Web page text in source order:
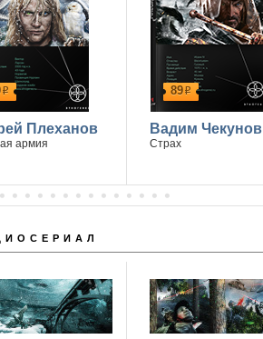
р
Плеханов
армия
89р
Вадим Чекунов
Страх